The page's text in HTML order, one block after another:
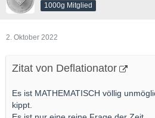
1000g Mitglied
2. Oktober 2022
Zitat von Deflationator
Es ist MATHEMATISCH völlig
kippt.